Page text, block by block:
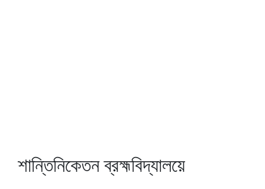
শান্তিনিকেতন ব্রহ্মবিদ্যালয়ে